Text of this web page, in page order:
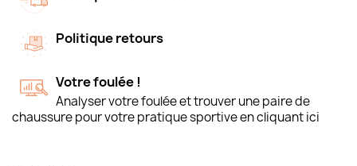
Politique retours
Votre foulée !
Analyser votre foulée et trouver une paire de
chaussure pour votre pratique sportive en cliquant ici